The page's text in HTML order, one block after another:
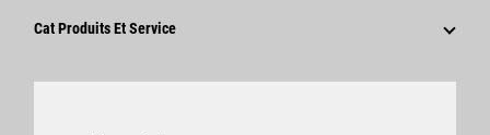
Innovation
Fournisseurs
Cat Produits Et Service